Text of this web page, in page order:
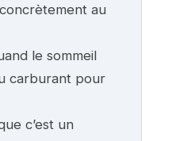
au
le sommeil
carburant pour
c’est un